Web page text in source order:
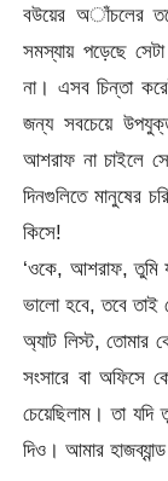
বউয়ের অাঁচলের
সমস্যায় পড়েছে
না। এসব চিন্তা
জন্য সবচেয়ে
আশরাফ না চাইলে
দিনগুলিতে মানুষের
কিসে!
‘ওকে, আশরাফ, তুমি
ভালো হবে, তবে
অ্যাট লিস্ট, তোমার
সংসারে বা অফিসে
চেয়েছিলাম। তা
দিও। আমার